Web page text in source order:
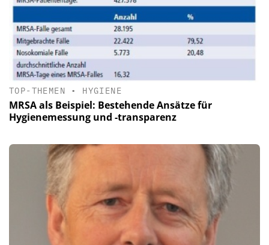
TOP-THEMEN • HYGIENE
MRSA als Beispiel: Bestehende Ansätze für
Hygienemessung und -transparenz